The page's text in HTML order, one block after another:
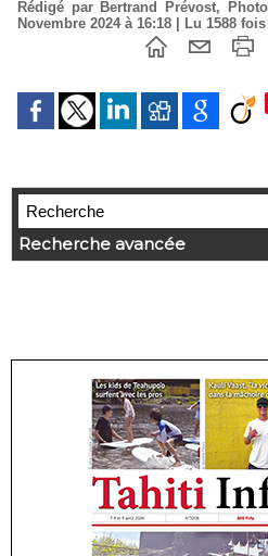
Rédigé par Bertrand Prévost,
Novembre 2024 à 16:18 | Lu 1588 fois
Recherche avancée